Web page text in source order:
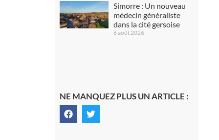
Simorre : Un nouveau
médecin généraliste
dans la cité gersoise
6 août 2026
NE MANQUEZ PLUS UN ARTICLE :